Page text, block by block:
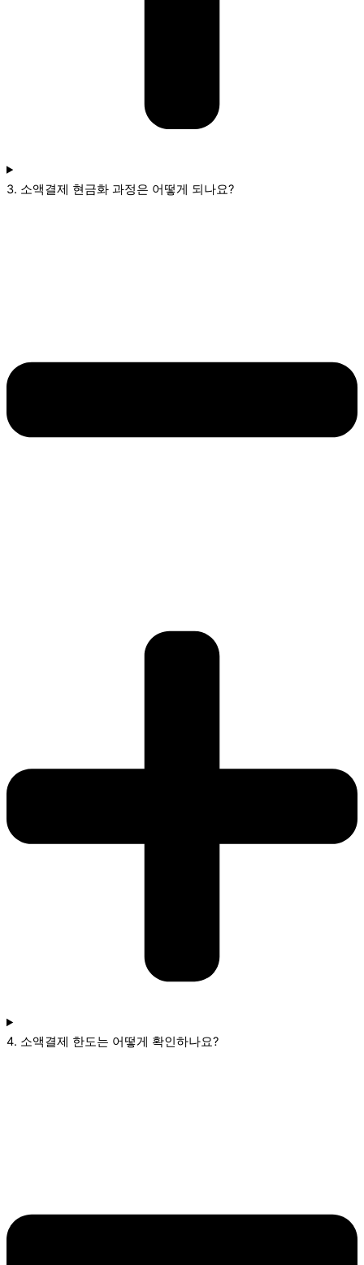
3. 소액결제 현금화 과정은 어떻게 되나요?
4. 소액결제 한도는 어떻게 확인하나요?